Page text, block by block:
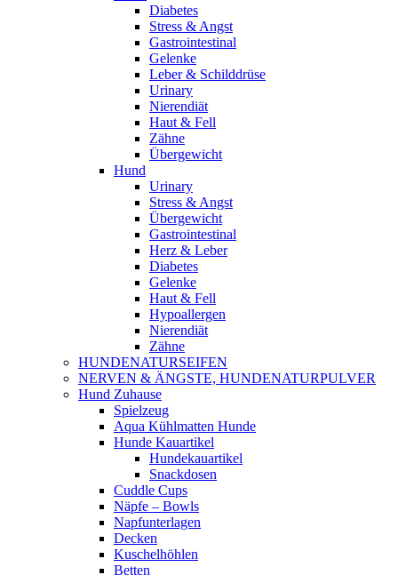
Diabetes
Stress & Angst
Gastrointestinal
Gelenke
Leber & Schilddrüse
Urinary
Nierendiät
Haut & Fell
Zähne
Übergewicht
Hund
Urinary
Stress & Angst
Übergewicht
Gastrointestinal
Herz & Leber
Diabetes
Gelenke
Haut & Fell
Hypoallergen
Nierendiät
Zähne
HUNDENATURSEIFEN
NERVEN & ÄNGSTE, HUNDENATURPULVER
Hund Zuhause
Spielzeug
Aqua Kühlmatten Hunde
Hunde Kauartikel
Hundekauartikel
Snackdosen
Cuddle Cups
Näpfe – Bowls
Napfunterlagen
Decken
Kuschelhöhlen
Betten